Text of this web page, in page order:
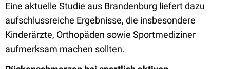
Eine aktuelle Studie aus Brandenburg liefert dazu
aufschlussreiche Ergebnisse, die insbesondere
Kinderärzte, Orthopäden sowie Sportmediziner
aufmerksam machen sollten.